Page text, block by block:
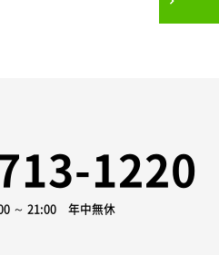
1220
～ 21:00 年中無休